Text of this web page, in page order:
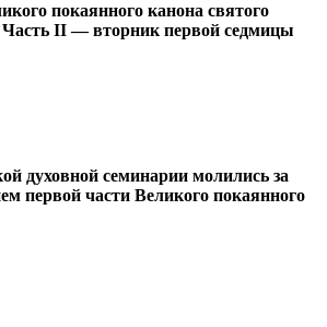
покаянного канона святого
II — вторник первой седмицы
духовной семинарии молились за
первой части Великого покаянного